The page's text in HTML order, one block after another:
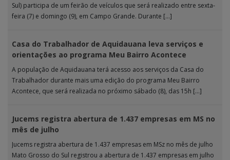
Sul) participa de um feirão de veículos que será realizado entre sexta-
feira (7) e domingo (9), em Campo Grande. Durante […]
Casa do Trabalhador de Aquidauana leva serviços e
orientações ao programa Meu Bairro Acontece
A população de Aquidauana terá acesso aos serviços da Casa do
Trabalhador durante mais uma edição do programa Meu Bairro
Acontece, que será realizada no próximo sábado (8), das 15h […]
Jucems registra abertura de 1.437 empresas em MS no
mês de julho
Jucems registra abertura de 1.437 empresas em MSz no mês de julho
Mato Grosso do Sul registrou a abertura de 1.437 empresas em julho